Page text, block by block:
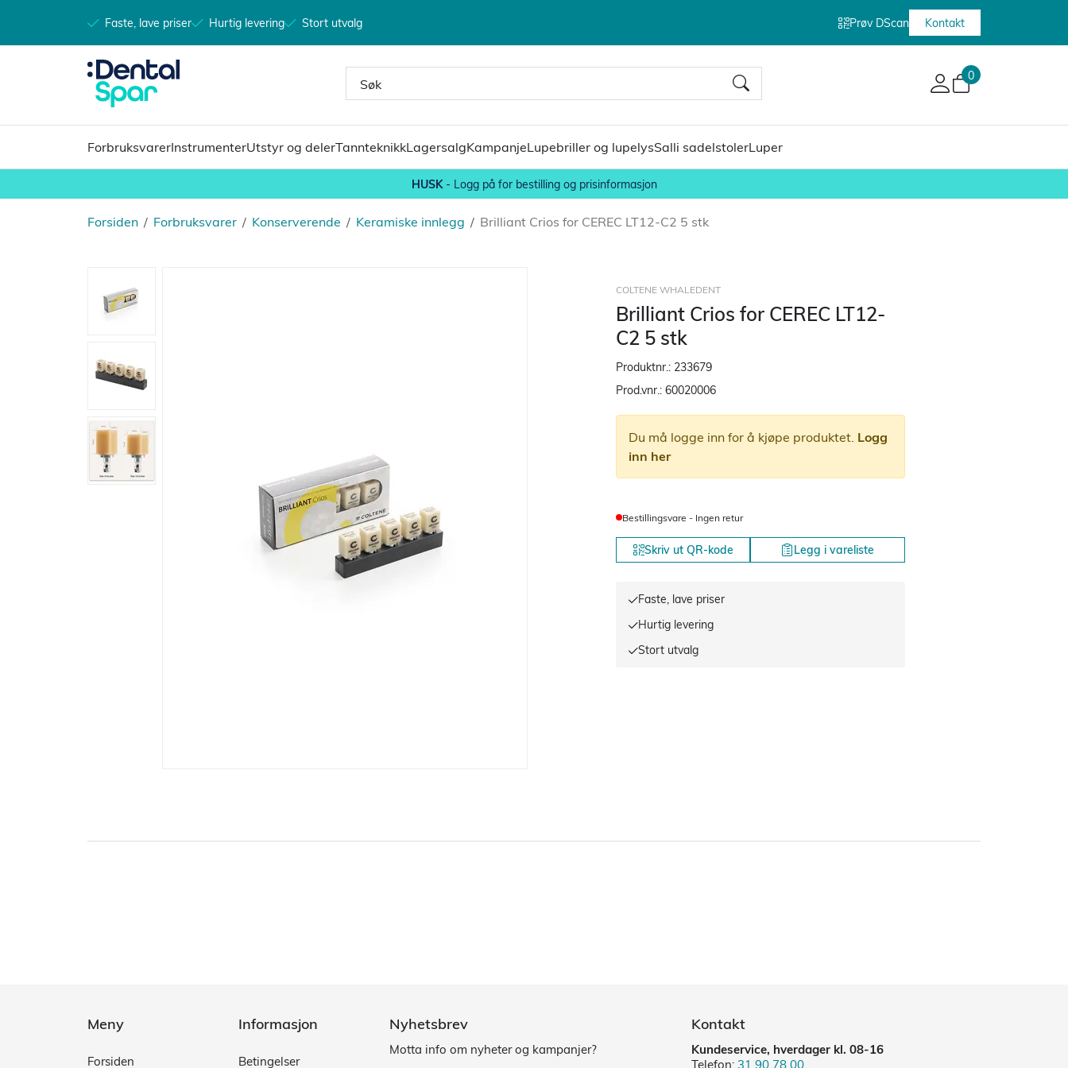
Faste, lave priser Hurtig levering Stort utvalg Prøv DScan Kontakt
0
ForbruksvarerInstrumenterUtstyr og delerTannteknikkLagersalgKampanjeLupebriller og lupelysSalli sadelstolerLuper
HUSK- Logg på for bestilling og prisinformasjon
/
Forsiden /
Forbruksvarer /
Konserverende /
Keramiske innlegg Brilliant Crios for CEREC LT12-C2 5 stk
COLTENE WHALEDENT
Brilliant Crios for CEREC LT12-
C2 5 stk
Produktnr.: 233679
Prod.vnr.: 60020006
Du må logge inn for å kjøpe produktet. Logg
inn her
Bestillingsvare - Ingen retur
Skriv ut QR-kode Legg i vareliste
Faste, lave priser
Hurtig levering
Stort utvalg
Meny
Forsiden
Informasjon
Betingelser
Nyhetsbrev
Motta info om nyheter og kampanjer?
Kontakt
Kundeservice, hverdager kl. 08-16
Telefon: 31 90 78 00